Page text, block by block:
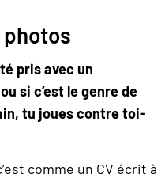
pris avec un
si c’est le genre de
tu joues contre toi-
comme un CV écrit à